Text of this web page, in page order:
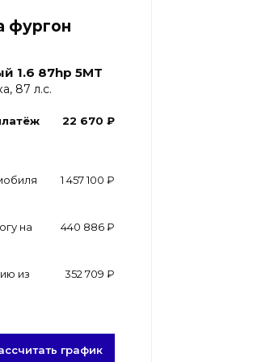
фургон
1.6 87hp 5MT
87 л.с.
22 670 ₽
1 457 100 ₽
на
440 886 ₽
из
352 709 ₽
график